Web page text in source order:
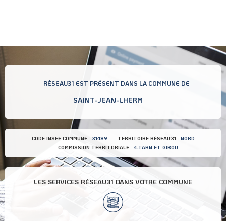
RÉSEAU31 EST PRÉSENT DANS LA COMMUNE DE
SAINT-JEAN-LHERM
CODE INSEE COMMUNE : 31489 TERRITOIRE RÉSEAU31 : NORD
COMMISSION TERRITORIALE : 4-TARN ET GIROU
LES SERVICES RÉSEAU31 DANS VOTRE COMMUNE